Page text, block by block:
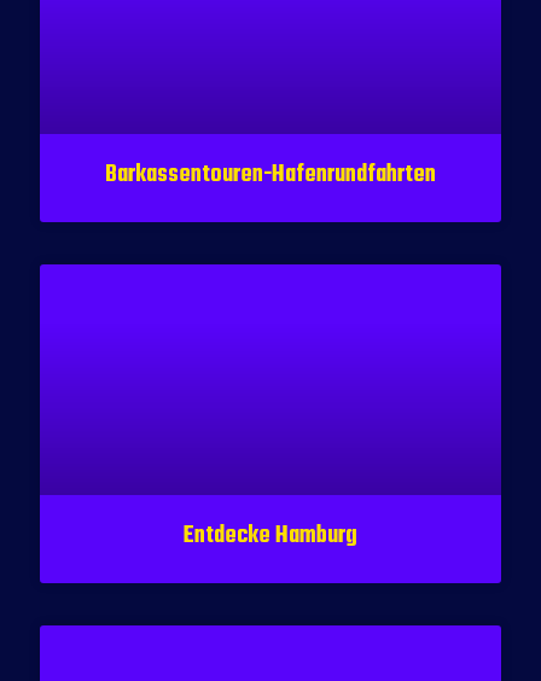
Barkassentouren-Hafenrundfahrten
Entdecke Hamburg